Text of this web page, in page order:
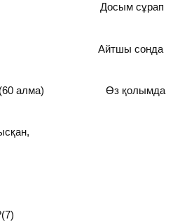
Досым сұрап
Айтшы сонда
(60 алма) Өз қолымда